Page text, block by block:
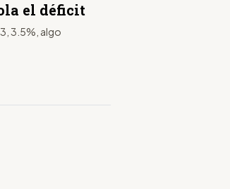
el déficit
3.5%, algo